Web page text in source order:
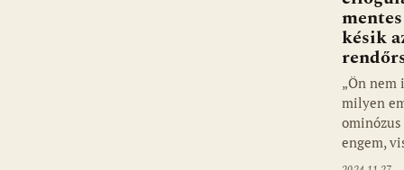
késik
„Ön nem
milyen
engem,